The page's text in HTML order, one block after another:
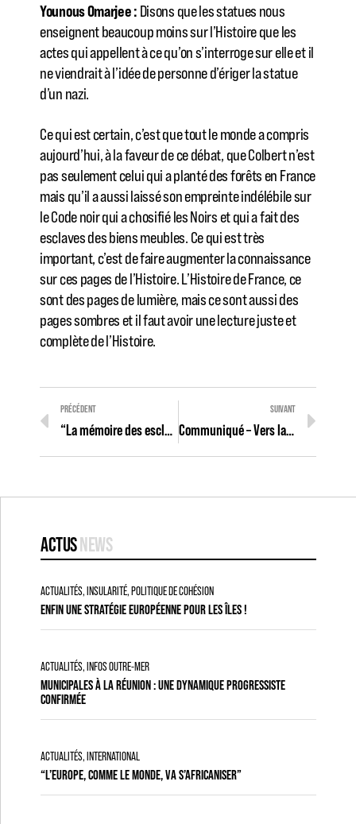
Younous Omarjee : Disons que les statues nous
enseignent beaucoup moins sur l’Histoire que les
actes qui appellent à ce qu’on s’interroge sur elle et il
ne viendrait à l’idée de personne d’ériger la statue
d’un nazi.
Ce qui est certain, c’est que tout le monde a compris
aujourd’hui, à la faveur de ce débat, que Colbert n’est
pas seulement celui qui a planté des forêts en France
mais qu’il a aussi laissé son empreinte indélébile sur
le Code noir qui a chosifié les Noirs et qui a fait des
esclaves des biens meubles. Ce qui est très
important, c’est de faire augmenter la connaissance
sur ces pages de l’Histoire. L’Histoire de France, ce
sont des pages de lumière, mais ce sont aussi des
pages sombres et il faut avoir une lecture juste et
complète de l’Histoire.
PRÉCÉDENT
“La mémoire des esclaves a été effacée” – Interview pour Paris Match
SUIVANT
Communiqué – Vers la reconnaissance par l’UE de la traité transatlantique comme “crime contre l’humanité” ?
ACTUSNEWS
ACTUALITÉS,INSULARITÉ,POLITIQUE DE COHÉSION
ENFIN UNE STRATÉGIE EUROPÉENNE POUR LES ÎLES !
ACTUALITÉS,INFOS OUTRE-MER
MUNICIPALES À LA RÉUNION : UNE DYNAMIQUE PROGRESSISTE
CONFIRMÉE
ACTUALITÉS,INTERNATIONAL
“L’EUROPE, COMME LE MONDE, VA S’AFRICANISER”